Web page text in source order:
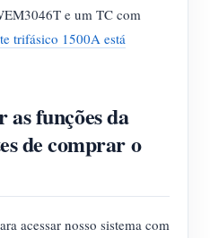
e um TC com
trifásico 1500A está
as funções da
de comprar o
acessar nosso sistema com